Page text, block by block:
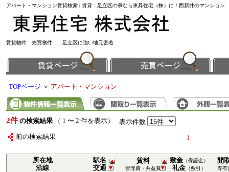
アパート・マンション賃貸検索 | 賃貸 足立区の事なら東昇住宅（株）に！西新井のマンシ
賃貸物件 売買物件 足立区に強い地元密着
TOPページ ＞ アパート・マンション
2件 の検索結果 （ 1 〜 2 件を表示） 表示件数
前の検索結果 1
所在地
沿線
駅名
交通
賃料
管理費・共益費
敷金 （保証金）
礼金 （敷引）
間
専有